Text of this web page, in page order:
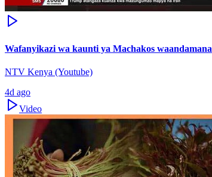
Wafanyikazi wa kaunti ya Machakos waandamana
NTV Kenya (Youtube)
4d ago
Video